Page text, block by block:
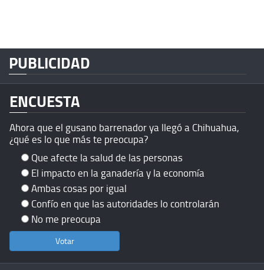
PUBLICIDAD
ENCUESTA
Ahora que el gusano barrenador ya llegó a Chihuahua,
¿qué es lo que más te preocupa?
Que afecte la salud de las personas
El impacto en la ganadería y la economía
Ambas cosas por igual
Confío en que las autoridades lo controlarán
No me preocupa